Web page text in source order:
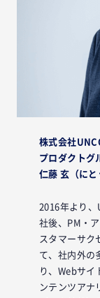
株式会社
プロダクトグ
仁藤 玄（にと
2016年より、
社後、PM・
スタマーサク
て、社内外の
り、Webサ
ンテンツアナ